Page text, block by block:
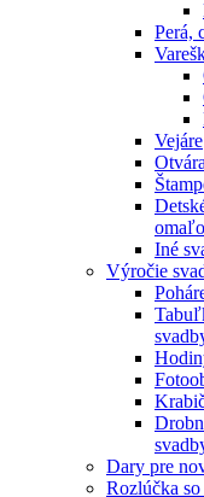
Perá,
Vejáre
Iné
Výročie
Dary pre
Rozlúčka